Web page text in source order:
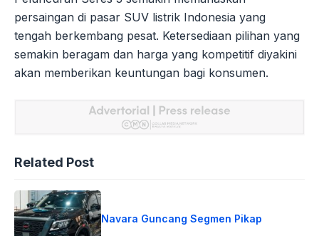
persaingan di pasar SUV listrik Indonesia yang
tengah berkembang pesat. Ketersediaan pilihan yang
semakin beragam dan harga yang kompetitif diyakini
akan memberikan keuntungan bagi konsumen.
Related Post
Navara Guncang Segmen Pikap